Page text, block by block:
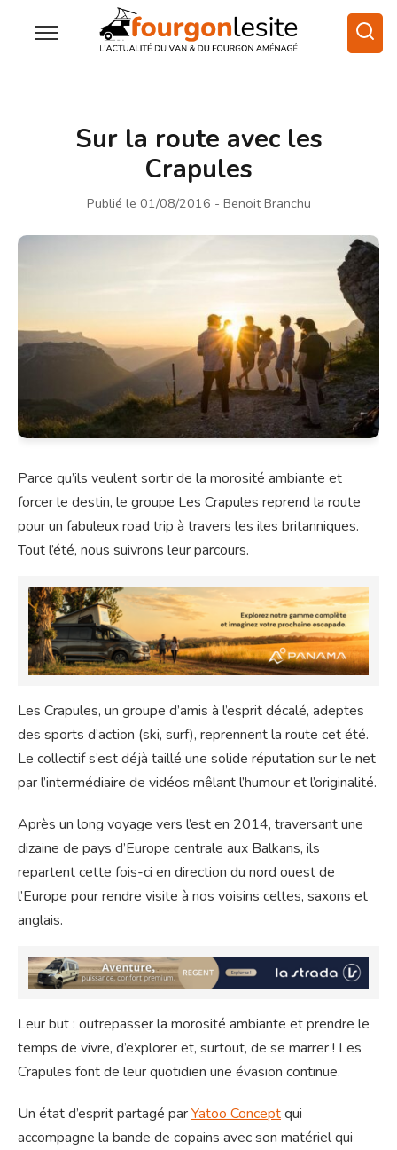
Sur la route avec les
Crapules
Publié le 01/08/2016 - Benoit Branchu
Parce qu’ils veulent sortir de la morosité ambiante et
forcer le destin, le groupe Les Crapules reprend la route
pour un fabuleux road trip à travers les iles britanniques.
Tout l’été, nous suivrons leur parcours.
Les Crapules, un groupe d’amis à l’esprit décalé, adeptes
des sports d’action (ski, surf), reprennent la route cet été.
Le collectif s’est déjà taillé une solide réputation sur le net
par l’intermédiaire de vidéos mêlant l’humour et l’originalité.
Après un long voyage vers l’est en 2014, traversant une
dizaine de pays d’Europe centrale aux Balkans, ils
repartent cette fois-ci en direction du nord ouest de
l’Europe pour rendre visite à nos voisins celtes, saxons et
anglais.
Leur but : outrepasser la morosité ambiante et prendre le
temps de vivre, d’explorer et, surtout, de se marrer ! Les
Crapules font de leur quotidien une évasion continue.
Un état d’esprit partagé parYatoo Conceptqui
accompagne la bande de copains avec son matériel qui